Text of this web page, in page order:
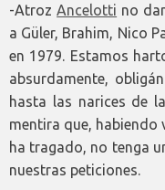
-AtrozAncelotti no
a Güler, Brahim, Nico
en 1979. Estamos
absurdamente,
hasta las narices de
mentira que,
ha tragado, no tenga
nuestras peticiones.